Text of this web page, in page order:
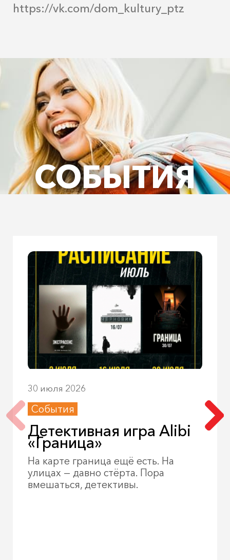
https://vk.com/dom_kultury_ptz
СОБЫТИЯ
30 июля 2026
События
Детективная игра Alibi
«Граница»
На карте граница ещё есть. На
улицах — давно стёрта. Пора
вмешаться, детективы.